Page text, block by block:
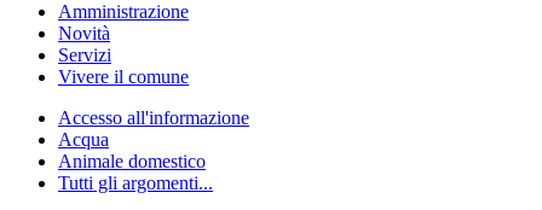
Amministrazione
Novità
Servizi
Vivere il comune
Accesso all'informazione
Acqua
Animale domestico
Tutti gli argomenti...